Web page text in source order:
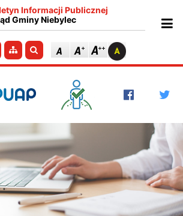
Informacji Publicznej
Gminy Niebylec
głównej
redakcji
do mapy strony
Przejdź do mapy strony
Szukaj